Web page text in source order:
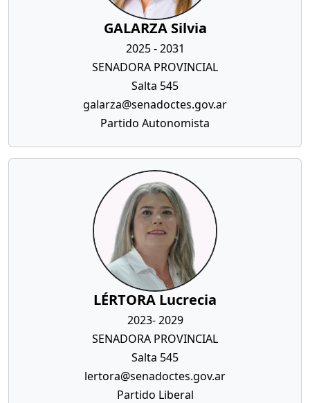
GALARZA Silvia
2025 - 2031
SENADORA PROVINCIAL
Salta 545
galarza@senadoctes.gov.ar
Partido Autonomista
LÉRTORA Lucrecia
2023- 2029
SENADORA PROVINCIAL
Salta 545
lertora@senadoctes.gov.ar
Partido Liberal